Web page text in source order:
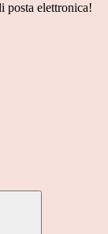
posta elettronica!